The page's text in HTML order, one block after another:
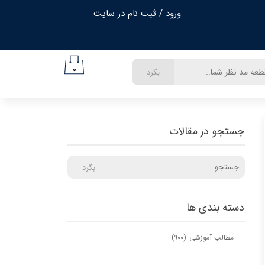
ورود / ثبت نام در سایت
تغییر گذر واژه
۰ بگرد
دسته بندی ها
مطالب آموزشی (۹۰۰)
جستجو در مقالات
بگرد